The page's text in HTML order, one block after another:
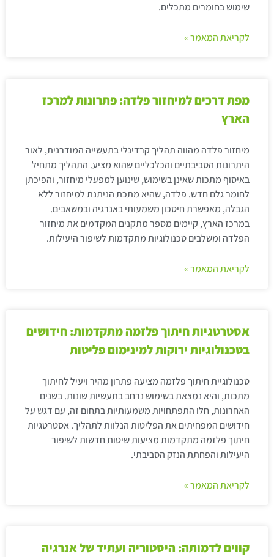
שימוש בחומרים מתכלים.
לקריאת המאמר »
מפת דרכים למיחזור פלדה: פתרונות למרכז
הארץ
מיחזור פלדה מהווה תהליך קרדינלי בתעשייה המודרנית, לאור
היתרונות הסביבתיים והכלכליים שהוא מציע. התהליך מתחיל
באיסוף מתכות שאינן בשימוש, שינוען למפעלי מיחזור, והפיכתן
לחומר גלם חדש. פלדה, שהיא מתכת הניתנת למיחזור ללא
הגבלה, מאפשרת חיסכון משמעותי באנרגיה ובמשאבים.
במרכז הארץ, קיימים מספר מתקנים המקדמים את מיחזור
הפלדה ומשלבים טכנולוגיות מתקדמות לשיפור היעילות.
לקריאת המאמר »
אסטרטגיות חיתוך פלזמה מתקדמות: חידושים
בטכנולוגיות ירוקות למינימום פליטות
טכנולוגיית חיתוך פלזמה מציעה פתרון מהיר ויעיל לחיתוך
מתכות, והיא נמצאת בשימוש נרחב בתעשיות שונות. בשנים
האחרונות, חלו התפתחויות משמעותיות בתחום זה, עם דגש על
חידושים המפחיתים את הפליטות הנלוות לתהליך. אסטרטגיות
חיתוך פלזמה מתקדמות מציעות שיטות חדשות לשיפור
היעילות והפחתת הנזק הסביבתי.
לקריאת המאמר »
קווים לדמותה: היסטוריה ועתיד של אנרגיה